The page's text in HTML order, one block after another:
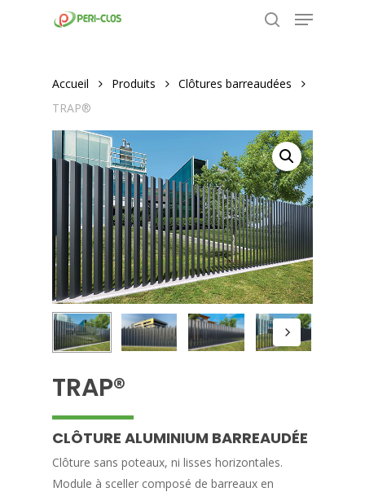
Menu
Accueil Produits
Clôtures barreaudées
TRAP®
TRAP®
CLÔTURE ALUMINIUM BARREAUDÉE
Clôture sans poteaux, ni lisses horizontales.
Module à sceller composé de barreaux en